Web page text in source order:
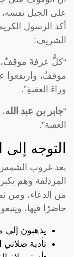
على الجبل
أكد الرسول
الشريف:
“كلُّ عرفةَ موقِفٌ،
موقفٌ،
وراءَ العقبةِ”.
“جابر بن عبد الله
العقبة”.
التوجه إلى
بعد غروب
المزدلفة وهم
من الدعاء، ومن
حاضرًا فيها،
يذهبون إلى
تأدية